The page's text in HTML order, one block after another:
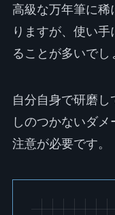
高級な万年筆に稀
りますが、使い
ることが多いでし
自分自身で研磨
しのつかないダ
注意が必要です。